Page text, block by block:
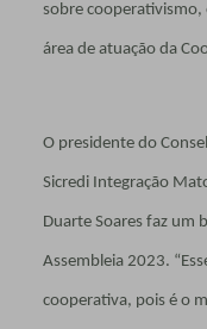
sobre cooperativismo,
área de atuação da
O presidente do
Sicredi Integração
Duarte Soares faz um
Assembleia 2023.
cooperativa, pois é o